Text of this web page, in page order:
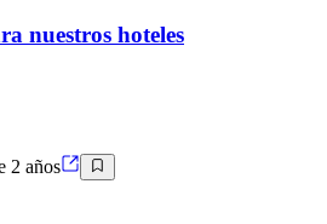
nuestros hoteles
2 años